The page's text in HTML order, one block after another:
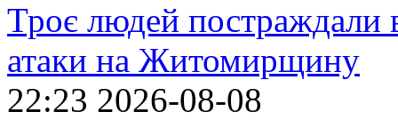
Троє людей постраждали
атаки на Житомирщину
22:23 2026-08-08